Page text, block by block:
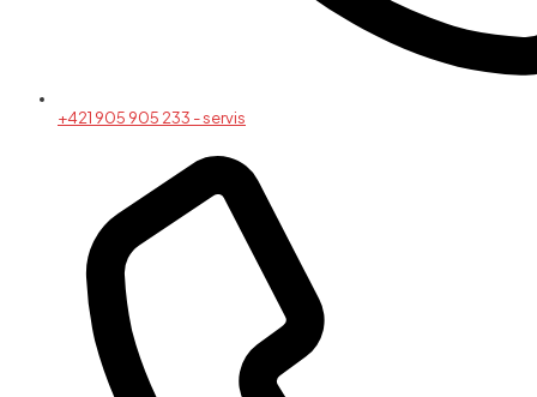
+421 905 905 233 - servis